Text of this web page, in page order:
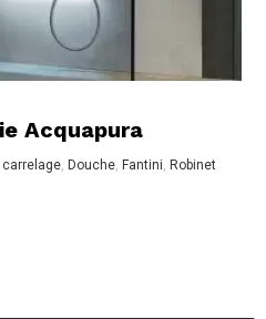
Acquapura
carrelage ,Douche ,Fantini ,Robinet